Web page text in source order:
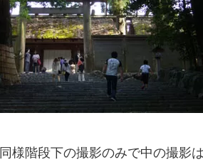
様階段下の撮影のみで中の撮影